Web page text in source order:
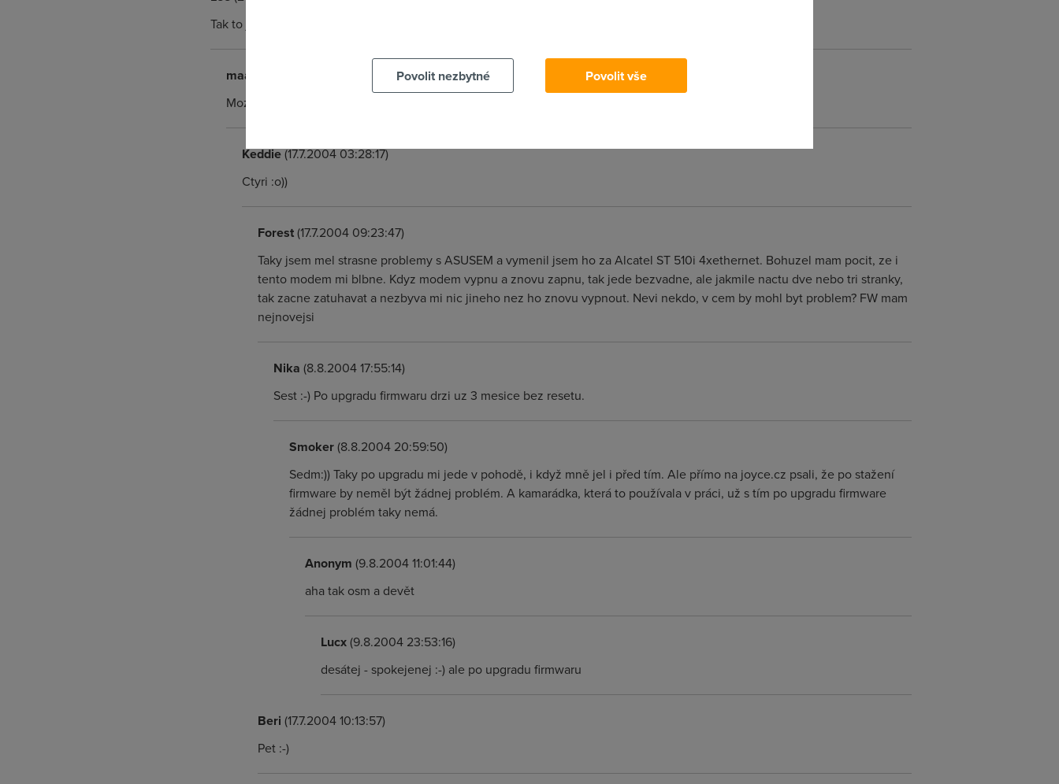
Tak to jsme dva.
maac
Mozna tri:)
Keddie(17.7.2004 03:28:17)
Ctyri :o))
Forest(17.7.2004 09:23:47)
Taky jsem mel strasne problemy s ASUSEM a vymenil jsem ho za Alcatel ST 510i 4xethernet. Bohuzel mam pocit, ze i
tento modem mi blbne. Kdyz modem vypnu a znovu zapnu, tak jede bezvadne, ale jakmile nactu dve nebo tri stranky,
tak zacne zatuhavat a nezbyva mi nic jineho nez ho znovu vypnout. Nevi nekdo, v cem by mohl byt problem? FW mam
nejnovejsi
Nika (8.8.2004 17:55:14)
Sest :-) Po upgradu firmwaru drzi uz 3 mesice bez resetu.
Smoker(8.8.2004 20:59:50)
Sedm:)) Taky po upgradu mi jede v pohodě, i když mně jel i před tím. Ale přímo na joyce.cz psali, že po stažení
firmware by neměl být žádnej problém. A kamarádka, která to používala v práci, už s tím po upgradu firmware
žádnej problém taky nemá.
Anonym (9.8.2004 11:01:44)
aha tak osm a devět
Lucx(9.8.2004 23:53:16)
desátej - spokejenej :-) ale po upgradu firmwaru
Beri (17.7.2004 10:13:57)
Pet :-)
Povolit nezbytné
Povolit vše